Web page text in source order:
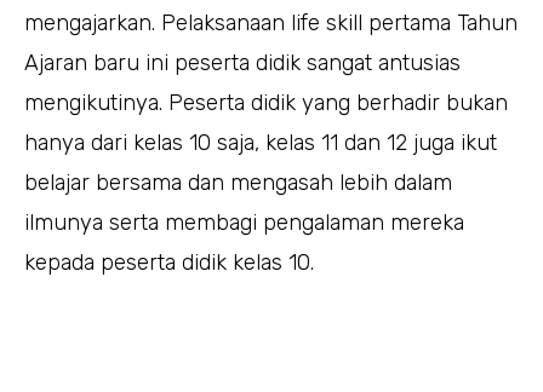
mengajarkan. Pelaksanaan life skill pertama Tahun
Ajaran baru ini peserta didik sangat antusias
mengikutinya. Peserta didik yang berhadir bukan
hanya dari kelas 10 saja, kelas 11 dan 12 juga ikut
belajar bersama dan mengasah lebih dalam
ilmunya serta membagi pengalaman mereka
kepada peserta didik kelas 10.